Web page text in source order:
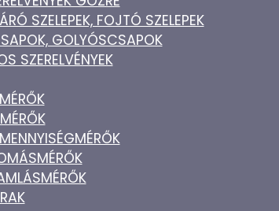
SZELEPEK, FOJTÓ SZELEPEK
GOLYÓSCSAPOK
SZERELVÉNYEK